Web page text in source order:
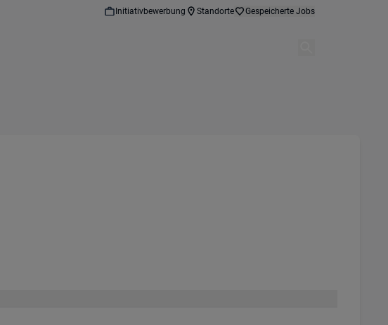
Initiativbewerbung Standorte Gespeicherte Jobs